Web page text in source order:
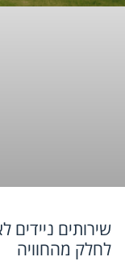
שירותים ניידים
לחלק מהחוויה